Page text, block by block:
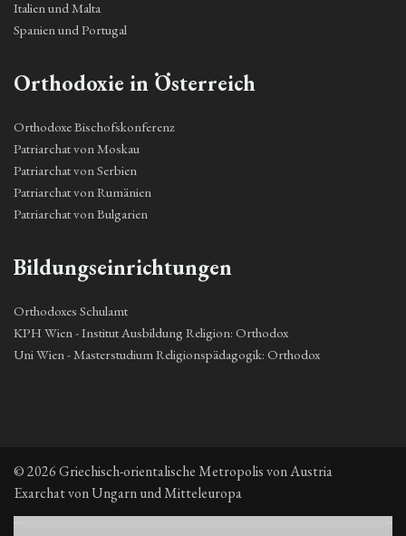
Italien und Malta
Spanien und Portugal
Orthodoxie in Österreich
Orthodoxe Bischofskonferenz
Patriarchat von Moskau
Patriarchat von Serbien
Patriarchat von Rumänien
Patriarchat von Bulgarien
Bildungseinrichtungen
Orthodoxes Schulamt
KPH Wien - Institut Ausbildung Religion: Orthodox
Uni Wien - Masterstudium Religionspädagogik: Orthodox
© 2026 Griechisch-orientalische Metropolis von Austria
Exarchat von Ungarn und Mitteleuropa